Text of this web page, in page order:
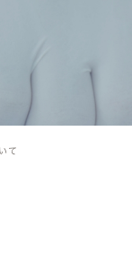
て